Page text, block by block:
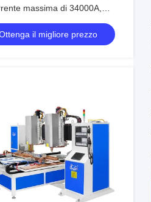
massima di 34000A,
regolabile di 1200 mm e
touchscreen digitale per
il migliore prezzo